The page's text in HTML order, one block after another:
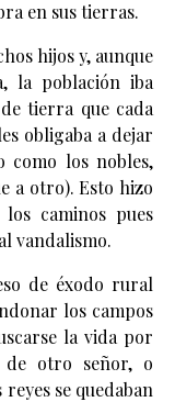
en sus tierras.
hijos y, aunque
la población iba
tierra que cada
obligaba a dejar
los nobles,
a otro). Esto hizo
caminos pues
vandalismo.
de éxodo rural
los campos
la vida por
otro señor, o
se quedaban